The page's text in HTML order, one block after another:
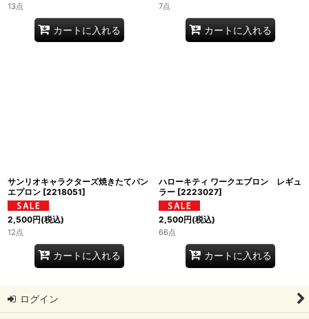
13点
カートに入れる
7点
カートに入れる
サンリオキャラクターズ焼きたてパン
エプロン [2218051]
2,500円(税込)
12点
カートに入れる
ハローキティ ワークエプロン レギュ
ラー [2223027]
2,500円(税込)
66点
カートに入れる
ログイン